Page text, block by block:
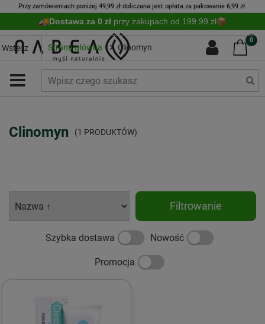
Przy zamówieniach poniżej 49,99 zł doliczana jest opłata za pakowanie 6,99 zł.
Dostawa za 0 zł przy zakupach od 199,99 zł
0
Wstecz Strona główna Clinomyn
Clinomyn (1 PRODUKTÓW)
Filtrowanie
Szybka dostawa Nowość
Promocja